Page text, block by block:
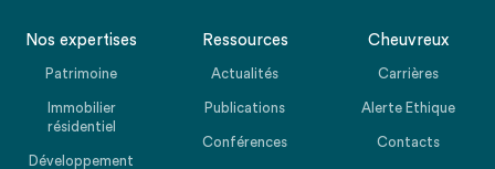
Nos expertises
Patrimoine
Immobilier
résidentiel
Développement
Ressources
Actualités
Publications
Conférences
Cheuvreux
Carrières
Alerte Ethique
Contacts